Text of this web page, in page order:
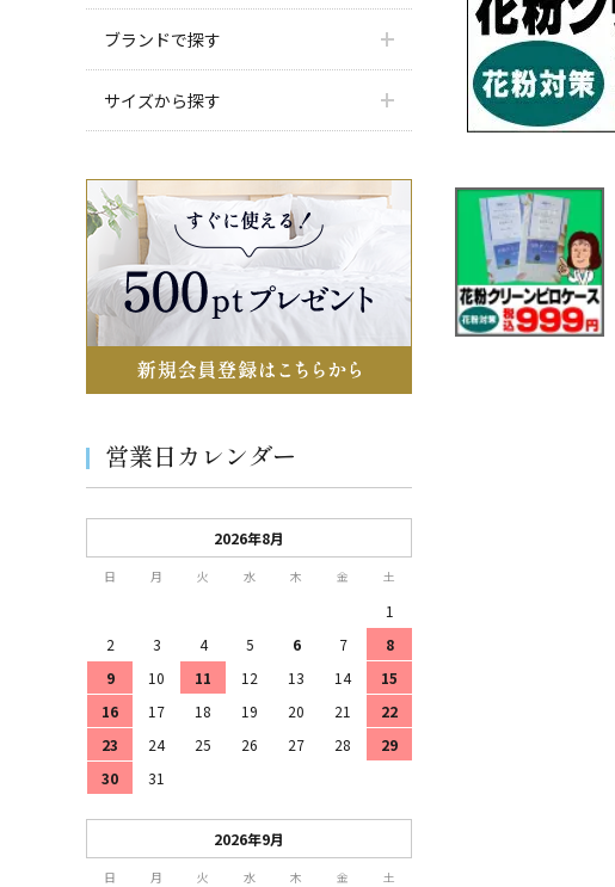
ブランドで探す
サイズから探す
営業日カレンダー
2026年8月
日 月 火 水 木 金 土
1
2
3 4 5 6 7
8
9
10 11 12 13 14
15
16
17 18 19 20 21
22
23
24 25 26 27 28
29
30
31
2026年9月
日 月 火 水 木 金 土